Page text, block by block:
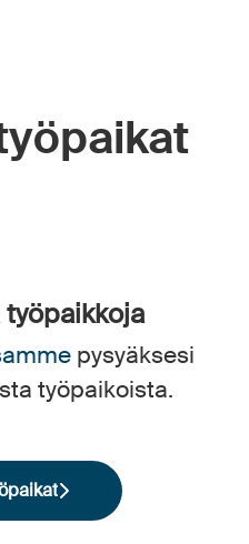
työpaikkoja
pysyäksesi
työpaikoista.